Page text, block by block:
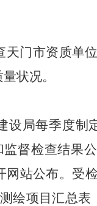
天门市资质单
状况。
设局每季度制
督检查结果
网站公布。受
绘项目汇总表